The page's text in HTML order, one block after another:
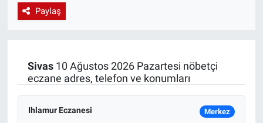
Paylaş
Sivas10 Ağustos 2026 Pazartesi nöbetçi
eczane adres, telefon ve konumları
Ihlamur Eczanesi Merkez
EndüstriST
Endüstri 4.0 Uygulamaları
Ağır Sanayi Çözümleri